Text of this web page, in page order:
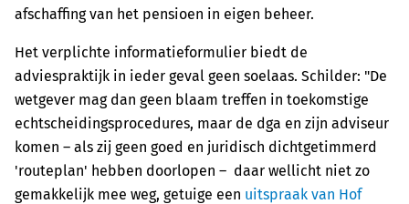
afschaffing van het pensioen in eigen beheer.
Het verplichte informatieformulier biedt de
adviespraktijk in ieder geval geen soelaas. Schilder: "De
wetgever mag dan geen blaam treffen in toekomstige
echtscheidingsprocedures, maar de dga en zijn adviseur
komen – als zij geen goed en juridisch dichtgetimmerd
'routeplan' hebben doorlopen – daar wellicht niet zo
gemakkelijk mee weg, getuige een uitspraak van Hof